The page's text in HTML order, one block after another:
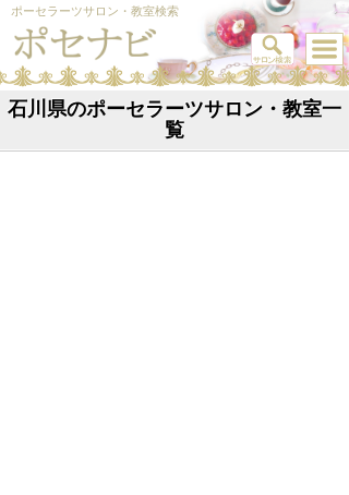
ポーセラーツサロン・教室検索
石川県のポーセラーツサロン・教室一
覧